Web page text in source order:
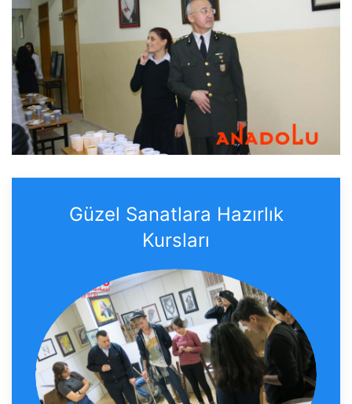
Güzel Sanatlara Hazırlık
Kursları